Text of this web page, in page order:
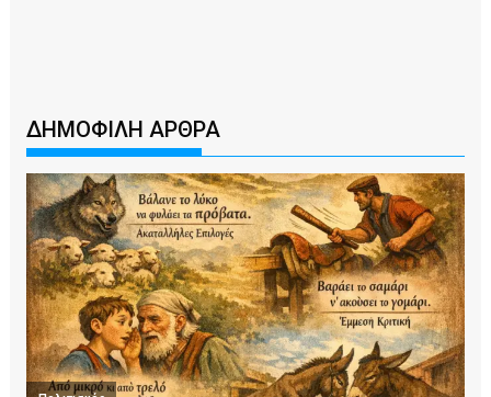
ΔΗΜΟΦΙΛΗ ΑΡΘΡΑ